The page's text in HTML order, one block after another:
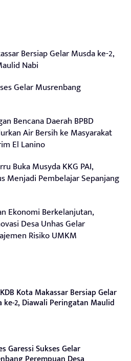
Bersiap Gelar Musda ke-2,
Nabi
Gelar Musrenbang
Bencana Daerah BPBD
Air Bersih ke Masyarakat
El Lanino
Buka Musyda KKG PAI,
Menjadi Pembelajar Sepanjang
Ekonomi Berkelanjutan,
Desa Unhas Gelar
Risiko UMKM
Kota Makassar Bersiap Gelar
ke-2, Diawali Peringatan Maulid
Garessi Sukses Gelar